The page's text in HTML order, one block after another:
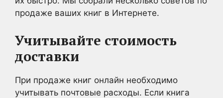
продаже ваших книг в Интернете.
Учитывайте стоимость
доставки
При продаже книг онлайн необходимо
учитывать почтовые расходы. Если книга